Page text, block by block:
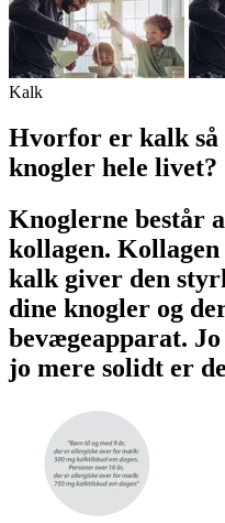
Kalk
Hvorfor er kalk
knogler hele livet?
Knoglerne består
kollagen.
kalk giver den
dine knogler og
bevægeapparat.
jo mere solidt er